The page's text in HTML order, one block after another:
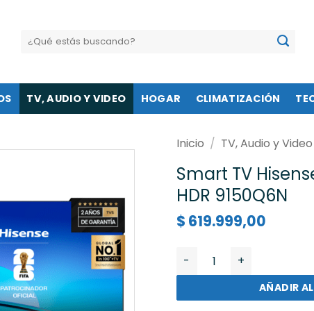
Buscar
por:
TV, AUDIO Y VIDEO HOGAR CLIMATIZACIÓN
Inicio / TV, Audio y Video
Smart TV
HDR 9150Q6N
$ 619.999,00
Smart TV Hisense 50"
AÑADIR